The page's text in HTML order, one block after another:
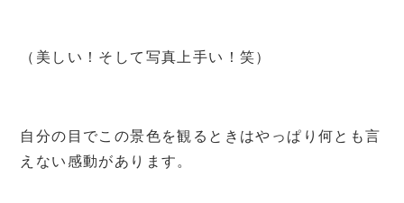
（美しい！そして写真上手い！笑）
自分の目でこの景色を観るときはやっぱり何とも言
えない感動があります。